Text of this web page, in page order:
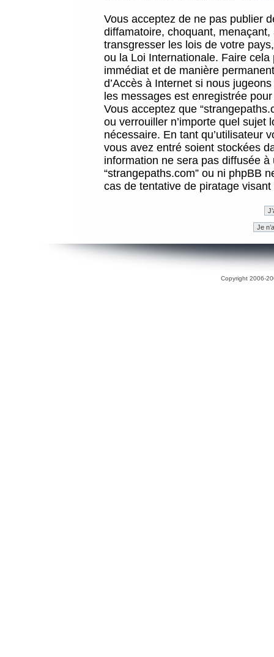
Vous acceptez de ne pas publier
diffamatoire, choquant,
transgresser les lois de votre
ou la Loi Internationale. Faire
immédiat et de manière
d’Accès à Internet si nous
les messages est enregistrée
Vous acceptez que
ou verrouiller n’importe quel sujet
nécessaire. En tant qu’utilisateur
vous avez entré soient stockées
information ne sera pas diffusée
“strangepaths.com” ou ni phpBB
cas de tentative de piratage
Copyright 2006-